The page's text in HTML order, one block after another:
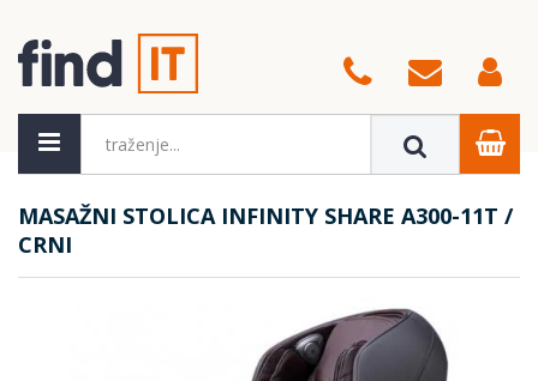
MASAŽNI STOLICA INFINITY SHARE A300-11T /
CRNI